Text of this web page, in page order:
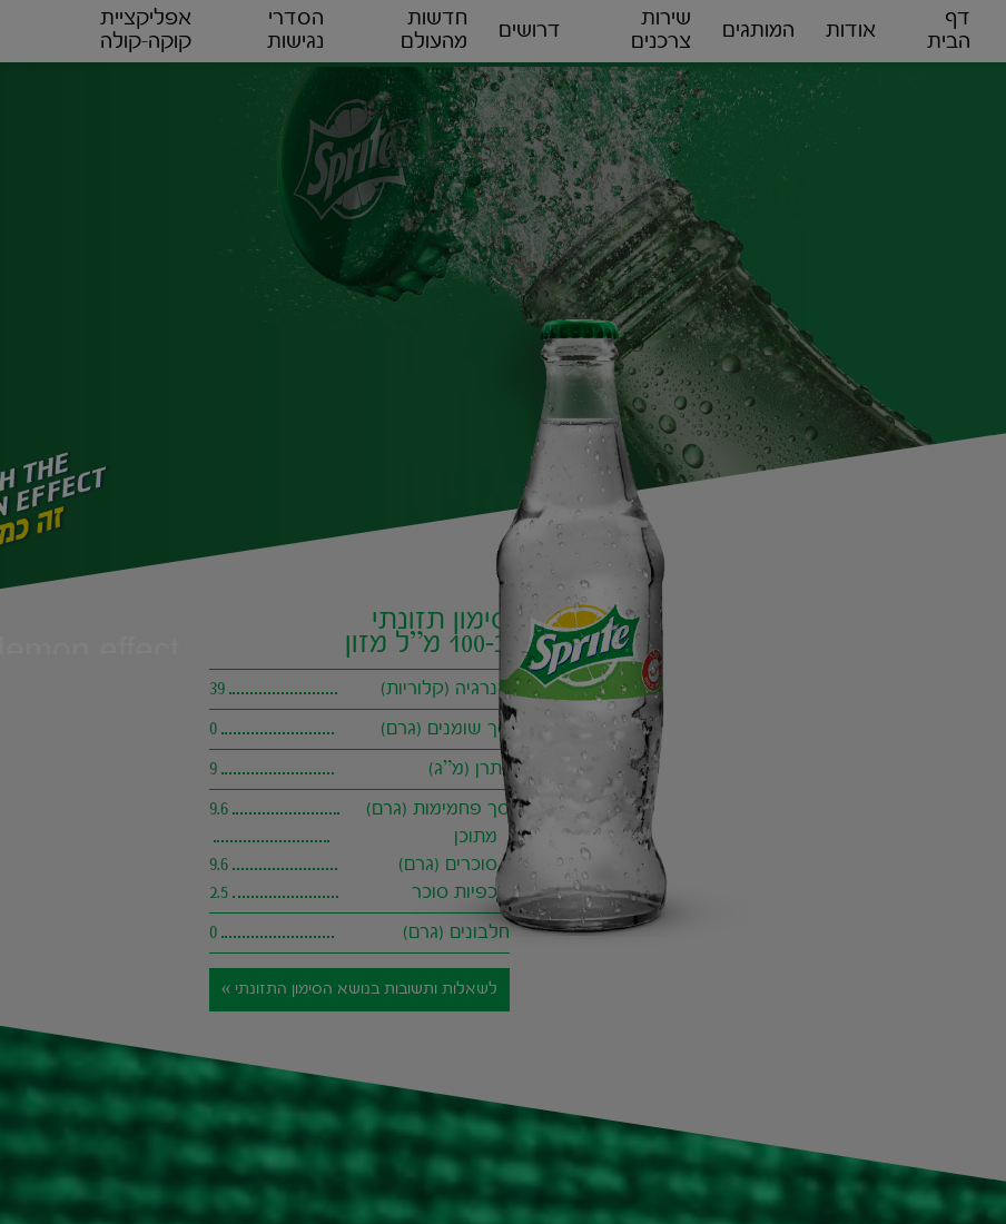
דף
הבית
אודות המותגים
שירות
צרכנים
דרושים
חדשות
מהעולם
הסדרי
נגישות
אפליקציית
קוקה-קולה
סימון תזונתי
ב-100 מ”ל מזון
אנרגיה (קלוריות)
39
סך שומנים (גרם)
0
נתרן (מ”ג)
9
סך פחמימות (גרם)
9.6
מתוכן
סוכרים (גרם)
9.6
כפיות סוכר
2.5
חלבונים (גרם)
0
לשאלות ותשובות בנושא הסימון התזונתי »